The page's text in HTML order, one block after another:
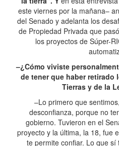
este viernes por la mañana–
del Senado y adelanta los
de Propiedad Privada que
los proyectos de Súper-
–¿Cómo viviste
de tener que haber
Tierras y de la
–Lo primero que
desconfianza, porque no
gobierno. Tuvieron en el
proyecto y la última, la 18, fue
te permite confiar. Lo que